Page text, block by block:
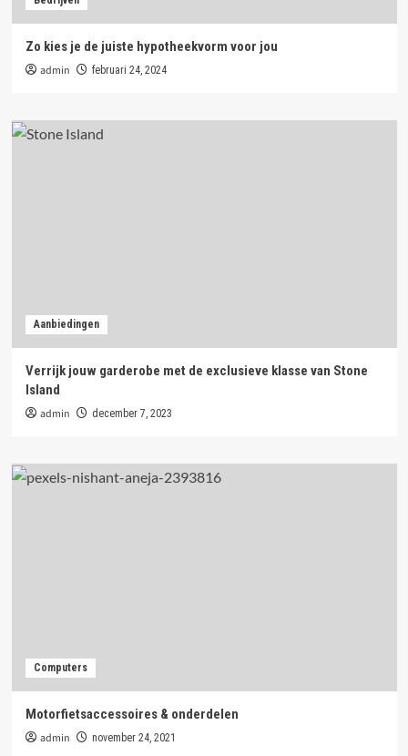
Zo kies je de juiste hypotheekvorm voor jou
admin februari 24, 2024
Aanbiedingen
Verrijk jouw garderobe met de exclusieve klasse van Stone
Island
admin december 7, 2023
Computers
Motorfietsaccessoires & onderdelen
admin november 24, 2021